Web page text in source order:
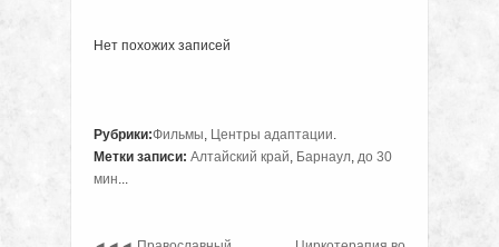
Нет похожих записей
Рубрики:Фильмы, Центры адаптации.
Метки записи: Алтайский край, Барнаул, до 30
мин...